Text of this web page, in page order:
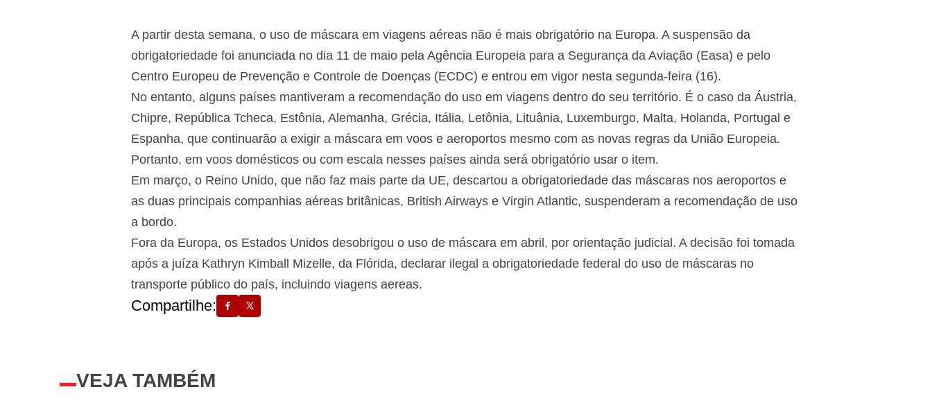
A partir desta semana, o uso de máscara em viagens aéreas não é mais obrigatório na Europa. A suspensão da
obrigatoriedade foi anunciada no dia 11 de maio pela Agência Europeia para a Segurança da Aviação (Easa) e pelo
Centro Europeu de Prevenção e Controle de Doenças (ECDC) e entrou em vigor nesta segunda-feira (16).
No entanto, alguns países mantiveram a recomendação do uso em viagens dentro do seu território. É o caso da Áustria,
Chipre, República Tcheca, Estônia, Alemanha, Grécia, Itália, Letônia, Lituânia, Luxemburgo, Malta, Holanda, Portugal e
Espanha, que continuarão a exigir a máscara em voos e aeroportos mesmo com as novas regras da União Europeia.
Portanto, em voos domésticos ou com escala nesses países ainda será obrigatório usar o item.
Em março, o Reino Unido, que não faz mais parte da UE, descartou a obrigatoriedade das máscaras nos aeroportos e
as duas principais companhias aéreas britânicas, British Airways e Virgin Atlantic, suspenderam a recomendação de uso
a bordo.
Fora da Europa, os Estados Unidos desobrigou o uso de máscara em abril, por orientação judicial. A decisão foi tomada
após a juíza Kathryn Kimball Mizelle, da Flórida, declarar ilegal a obrigatoriedade federal do uso de máscaras no
transporte público do país, incluindo viagens aereas.
Compartilhe:
VEJA TAMBÉM